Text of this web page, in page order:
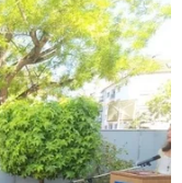
biểu. (Ảnh: Thống